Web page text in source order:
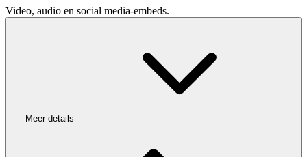
Video, audio en social media-embeds.
Meer details